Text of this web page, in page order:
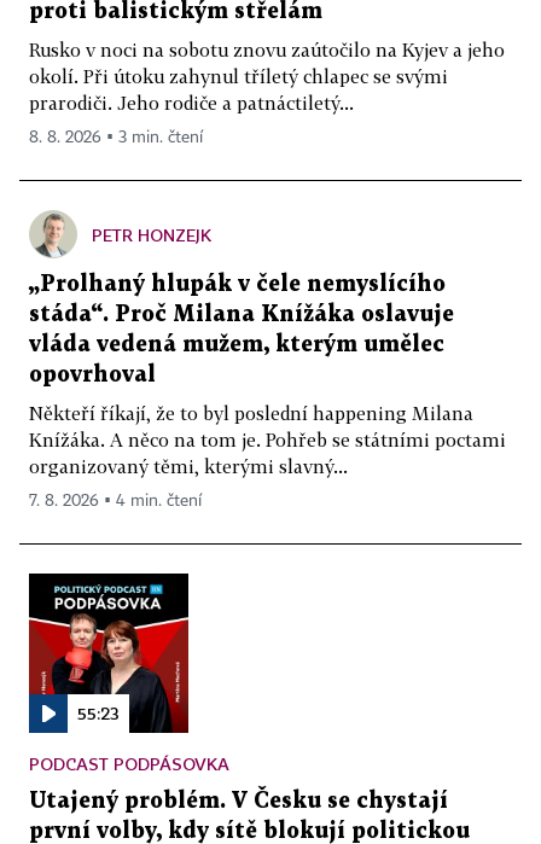
proti balistickým střelám
Rusko v noci na sobotu znovu zaútočilo na Kyjev a jeho
okolí. Při útoku zahynul tříletý chlapec se svými
prarodiči. Jeho rodiče a patnáctiletý...
8. 8. 2026 ▪ 3 min. čtení
PETR HONZEJK
„Prolhaný hlupák v čele nemyslícího
stáda“. Proč Milana Knížáka oslavuje
vláda vedená mužem, kterým umělec
opovrhoval
Někteří říkají, že to byl poslední happening Milana
Knížáka. A něco na tom je. Pohřeb se státními poctami
organizovaný těmi, kterými slavný...
7. 8. 2026 ▪ 4 min. čtení
55:23
PODCAST PODPÁSOVKA
Utajený problém. V Česku se chystají
první volby, kdy sítě blokují politickou